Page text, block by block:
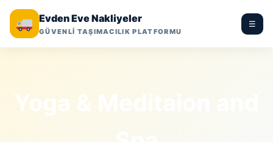
Evden Eve Nakliyeler
GÜVENLİ TAŞIMACILIK PLATFORMU
☰
Yoga & Meditaion and